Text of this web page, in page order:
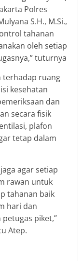
Polres
S.H., M.Si.,
tahanan
oleh setiap
tuturnya
terhadap ruang
kesehatan
dan
secara fisik
plafon
tetap dalam
agar setiap
rawan untuk
tahanan baik
hari dan
piket,”
Atep.